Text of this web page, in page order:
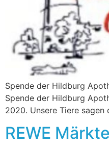
Spende der Hildburg
Spende der Hildburg
2020. Unsere Tiere sagen
REWE